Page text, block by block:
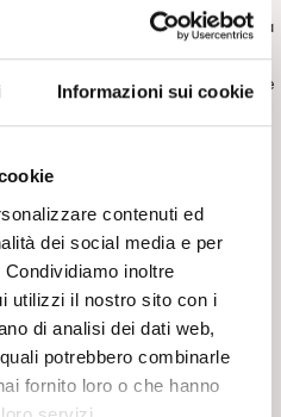
Informazioni sui cookie
contenuti ed
dei social media e per
inoltre
utilizzi il nostro sito con i
di analisi dei dati web,
potrebbero combinarle
fornito loro o che hanno
55) indicherà con il nome di Orpha
alla scissione per garantire
traumatiche, una sorta di Vero Sè
traumatolitica del sogno
sin dai primi scritti pre-
della sua produzione.
alle teorie freudiane, nonostante
gli costarono critiche e
anni ‘20. I due poterono
definitiva nel dicembre 1931,
malato, una lettera di biasimo pur
rimproverandogli il rischio